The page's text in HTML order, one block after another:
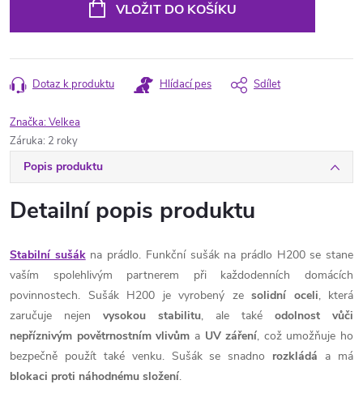
VLOŽIT DO KOŠÍKU
Dotaz k produktu Hlídací pes Sdílet
Značka:Velkea
Záruka: 2 roky
Popis produktu
Detailní popis produktu
Stabilní sušákna prádlo. Funkční sušák na prádlo H200 se stane
vaším spolehlivým partnerem při každodenních domácích
povinnostech. Sušák H200 je vyrobený ze solidní oceli, která
zaručuje nejen vysokou stabilitu, ale také odolnost
vůči
nepříznivým povětrnostním vlivům a UV záření, což umožňuje ho
bezpečně použít také venku. Sušák se snadno rozkládá a má
blokaci proti náhodnému složení.